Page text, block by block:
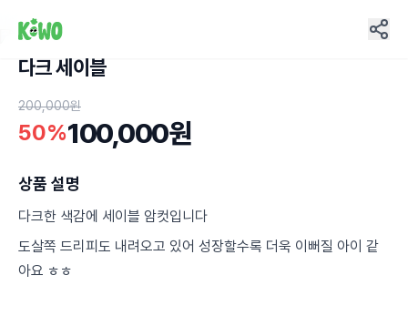
다크 세이블
200,000원
50%100,000원
상품 설명
다크한 색감에 세이블 암컷입니다
도살쪽 드리피도 내려오고 있어 성장할수록 더욱 이뻐질 아이 같
아요 ㅎㅎ